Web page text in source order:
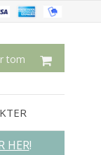
tom
HER!